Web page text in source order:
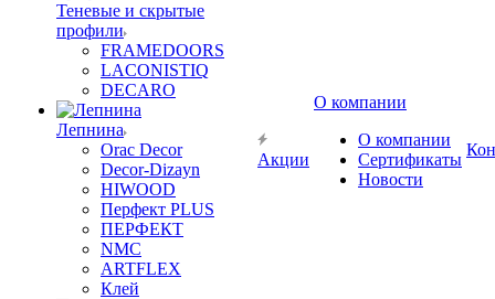
Теневые и скрытые
профили
FRAMEDOORS
LACONISTIQ
DECARO
Лепнина
Orac Decor
Decor-Dizayn
HIWOOD
Перфект PLUS
ПЕРФЕКТ
NMC
ARTFLEX
Клей
Акции
О компании
О компании
Сертификаты
Новости